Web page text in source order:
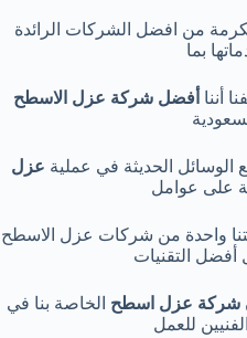
من افضل الشركات الرائدة
بما
أننا أفضل شركة عزل الاسطح
الحديثة في عملية عزل
على عوامل
واحدة من شركات عزل الاسطح
أفضل التقنيات
شركة عزل اسطح الخاصة بنا في
للعمل